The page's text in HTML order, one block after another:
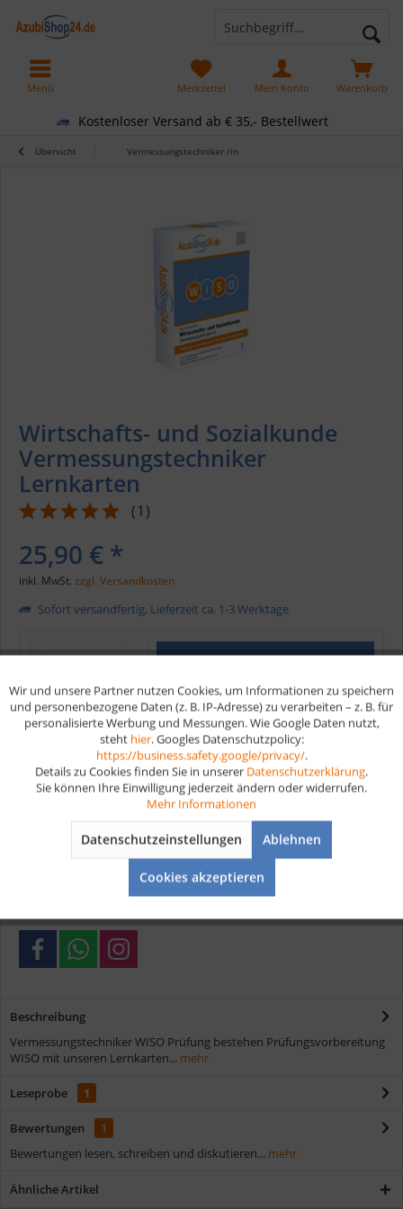
Kostenloser Versand ab € 35,- Bestellwert
Warenkorb
Merkzettel Mein Konto
Menü
Übersicht Vermessungstechniker /in
Wirtschafts- und Sozialkunde
Vermessungstechniker
Lernkarten
(1 )
25,90 € *
inkl. MwSt. zzgl. Versandkosten
Sofort versandfertig, Lieferzeit ca. 1-3 Werktage
In denWarenkorb
Merken
W167
EAN
9783961591138
Kostenloser Versand ab € 35,- Bestellwert
Verschiedene Zahlungsmöglichkeiten
Beschreibung
Vermessungstechniker WISO Prüfung bestehen Prüfungsvorbereitung
WISO mit unseren Lernkarten... mehr
Leseprobe 1
Bewertungen
1
Bewertungen lesen, schreiben und diskutieren... mehr
Ähnliche Artikel
Funktionale Aktiv
Aktiv
Wir und unsere Partner nutzen Cookies, um Informationen zu speichern
und personenbezogene Daten (z. B. IP-Adresse) zu verarbeiten – z. B. für
personalisierte Werbung und Messungen. Wie Google Daten nutzt,
steht hier. Googles Datenschutzpolicy:
https://business.safety.google/privacy/.
Details zu Cookies finden Sie in unserer Datenschutzerklärung.
Sie können Ihre Einwilligung jederzeit ändern oder widerrufen.
Mehr Informationen
Datenschutzeinstellungen Ablehnen
Cookies akzeptieren